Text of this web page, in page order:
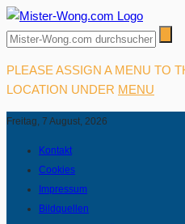
PLEASE ASSIGN A MENU TO
LOCATION UNDER MENU
Freitag, 7 August, 2026
Kontakt
Cookies
Impressum
Bildquellen